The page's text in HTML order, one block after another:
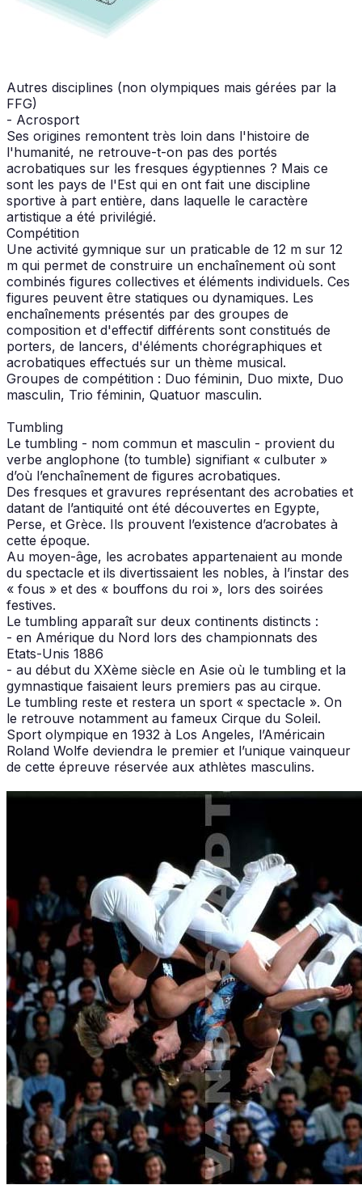
Autres disciplines (non olympiques mais gérées par la
FFG)
- Acrosport
Ses origines remontent très loin dans l'histoire de
l'humanité, ne retrouve-t-on pas des portés
acrobatiques sur les fresques égyptiennes ? Mais ce
sont les pays de l'Est qui en ont fait une discipline
sportive à part entière, dans laquelle le caractère
artistique a été privilégié.
Compétition
Une activité gymnique sur un praticable de 12 m sur 12
m qui permet de construire un enchaînement où sont
combinés figures collectives et éléments individuels. Ces
figures peuvent être statiques ou dynamiques. Les
enchaînements présentés par des groupes de
composition et d'effectif différents sont constitués de
porters, de lancers, d'éléments chorégraphiques et
acrobatiques effectués sur un thème musical.
Groupes de compétition : Duo féminin, Duo mixte, Duo
masculin, Trio féminin, Quatuor masculin.
Tumbling
Le tumbling - nom commun et masculin - provient du
verbe anglophone (to tumble) signifiant « culbuter »
d’où l’enchaînement de figures acrobatiques.
Des fresques et gravures représentant des acrobaties et
datant de l’antiquité ont été découvertes en Egypte,
Perse, et Grèce. Ils prouvent l’existence d’acrobates à
cette époque.
Au moyen-âge, les acrobates appartenaient au monde
du spectacle et ils divertissaient les nobles, à l’instar des
« fous » et des « bouffons du roi », lors des soirées
festives.
Le tumbling apparaît sur deux continents distincts :
- en Amérique du Nord lors des championnats des
Etats-Unis 1886
- au début du XXème siècle en Asie où le tumbling et la
gymnastique faisaient leurs premiers pas au cirque.
Le tumbling reste et restera un sport « spectacle ». On
le retrouve notamment au fameux Cirque du Soleil.
Sport olympique en 1932 à Los Angeles, l’Américain
Roland Wolfe deviendra le premier et l’unique vainqueur
de cette épreuve réservée aux athlètes masculins.